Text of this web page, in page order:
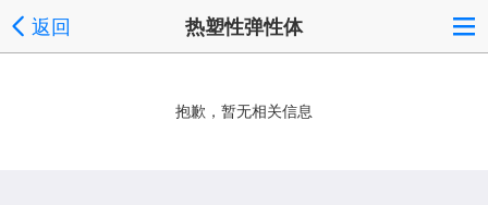
返回 热塑性弹性体
抱歉，暂无相关信息